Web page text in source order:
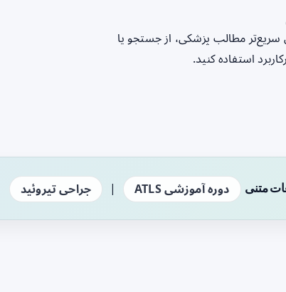
سریع‌تر مطالب پزشکی، از جستجو یا
استفاده کنید.
متنی دوره آموزشی ATLS | جراحی تیروئید